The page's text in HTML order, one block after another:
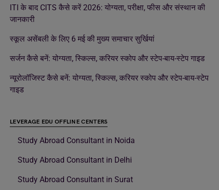
ITI के बाद CITS कैसे करें 2026: योग्यता, परीक्षा, फीस और संस्थान की
जानकारी
स्कूल असेंबली के लिए 6 मई की मुख्य समाचार सुर्खियां
सर्जन कैसे बनें: योग्यता, स्किल्स, करियर स्कोप और स्टेप-बाय-स्टेप गाइड
न्यूरोलॉजिस्ट कैसे बनें: योग्यता, स्किल्स, करियर स्कोप और स्टेप-बाय-स्टेप
गाइड
LEVERAGE EDU OFFLINE CENTERS
Study Abroad Consultant in Noida
Study Abroad Consultant in Delhi
Study Abroad Consultant in Surat